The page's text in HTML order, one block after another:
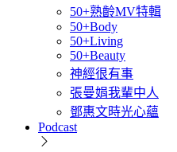
50+熟齡MV特輯
50+Body
50+Living
50+Beauty
神經很有事
張曼娟我輩中人
鄧惠文時光心蘊
Podcast